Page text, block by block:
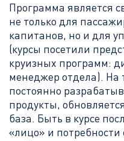
Программа является
не только для
капитанов, но и для
(курсы посетили
круизных программ:
менеджер отдела). На
постоянно
продукты,
база. Быть в курсе
«лицо» и потребности